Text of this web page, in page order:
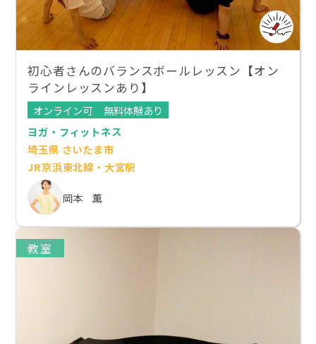
初心者さんのバランスボールレッスン【オン
ラインレッスンあり】
オンライン可
無料体験あり
ヨガ・フィットネス
埼玉県 さいたま市
JR京浜東北線・大宮駅
岡本 薫
教室